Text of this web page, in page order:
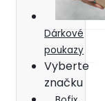
Dárkové
poukazy
Vyberte
značku